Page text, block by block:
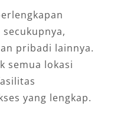
pribadi lainnya.
semua lokasi
yang lengkap.